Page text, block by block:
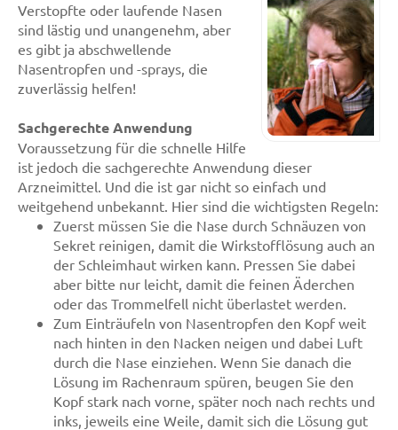
Verstopfte oder laufende Nasen
sind lästig und unangenehm, aber
es gibt ja abschwellende
Nasentropfen und -sprays, die
zuverlässig helfen!
Sachgerechte Anwendung
Voraussetzung für die schnelle Hilfe
ist jedoch die sachgerechte Anwendung dieser
Arzneimittel. Und die ist gar nicht so einfach und
weitgehend unbekannt. Hier sind die wichtigsten Regeln:
Zuerst müssen Sie die Nase durch Schnäuzen von
Sekret reinigen, damit die Wirkstofflösung auch an
der Schleimhaut wirken kann. Pressen Sie dabei
aber bitte nur leicht, damit die feinen Äderchen
oder das Trommelfell nicht überlastet werden.
Zum Einträufeln von Nasentropfen den Kopf weit
nach hinten in den Nacken neigen und dabei Luft
durch die Nase einziehen. Wenn Sie danach die
Lösung im Rachenraum spüren, beugen Sie den
Kopf stark nach vorne, später noch nach rechts und
inks, jeweils eine Weile, damit sich die Lösung gut